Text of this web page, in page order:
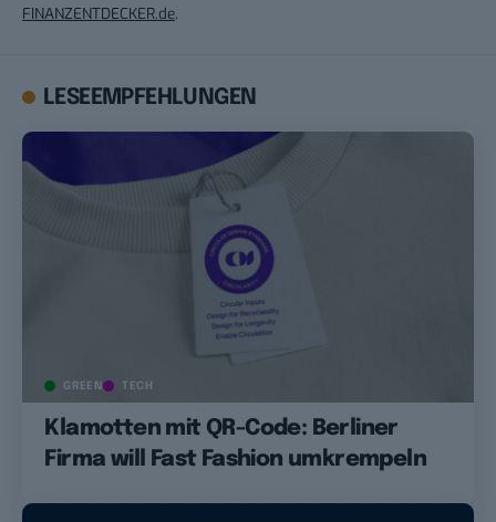
FINANZENTDECKER.de.
LESEEMPFEHLUNGEN
GREEN TECH
Klamotten mit QR-Code: Berliner
Firma will Fast Fashion umkrempeln